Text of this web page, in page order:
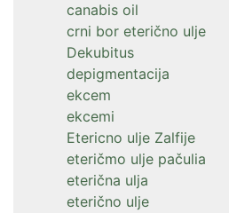
canabis oil
crni bor eterično ulje
Dekubitus
depigmentacija
ekcem
ekcemi
Etericno ulje Zalfije
eteričmo ulje pačulia
eterična ulja
eterično ulje